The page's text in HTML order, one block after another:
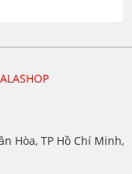
Hòa, TP Hồ Chí Minh,